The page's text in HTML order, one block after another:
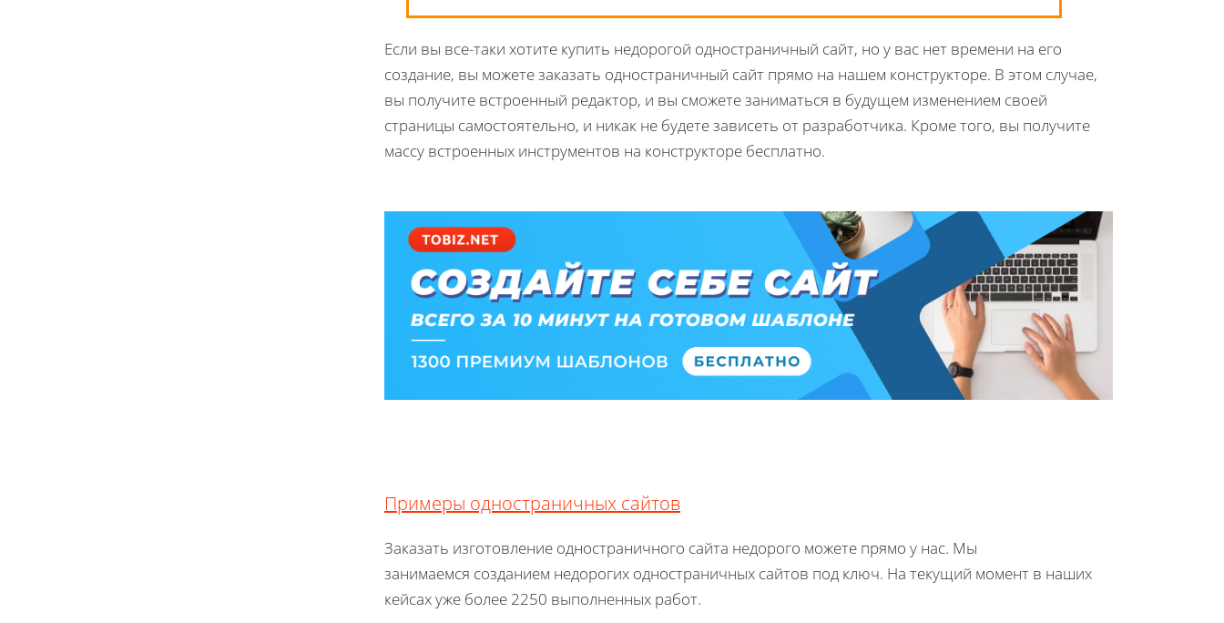
Если вы все-таки хотите купить недорогой одностраничный сайт, но у вас нет времени на его
создание, вы можете заказать одностраничный сайт прямо на нашем конструкторе. В этом случае,
вы получите встроенный редактор, и вы сможете заниматься в будущем изменением своей
страницы самостоятельно, и никак не будете зависеть от разработчика. Кроме того, вы получите
массу встроенных инструментов на конструкторе бесплатно.
Примеры одностраничных сайтов
Заказать изготовление одностраничного сайта недорого можете прямо у нас. Мы
занимаемся созданием недорогих одностраничных сайтов под ключ. На текущий момент в наших
кейсах уже более 2250 выполненных работ.